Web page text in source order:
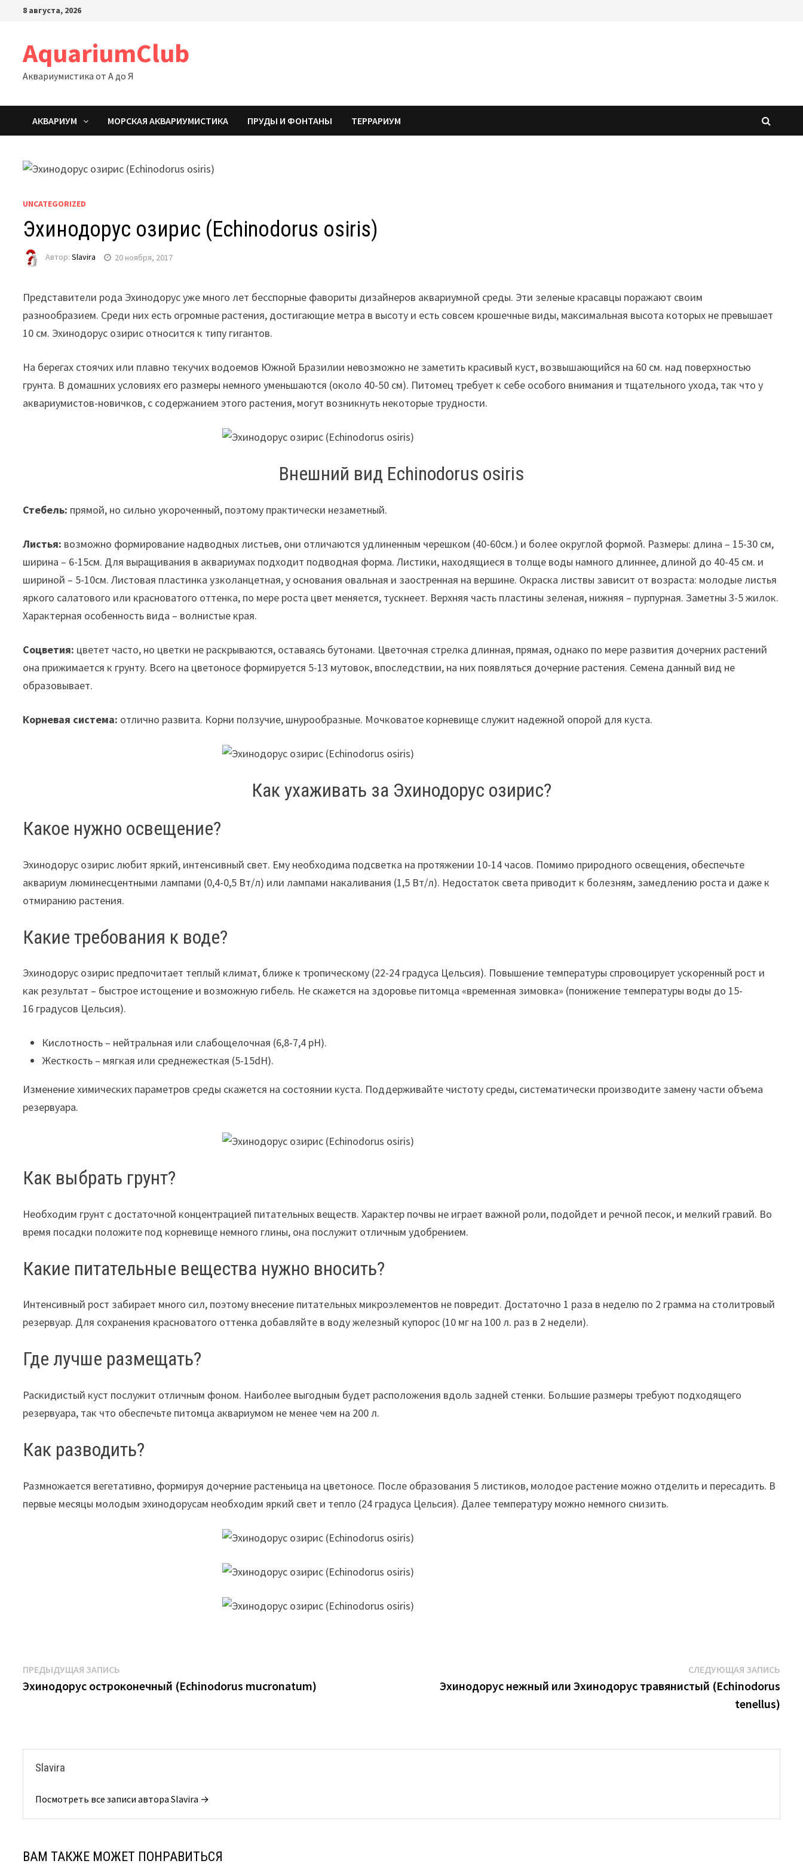
Перейти8 августа, 2026
AquariumClub
Аквариумистика от А до Я
АКВАРИУМ МОРСКАЯ АКВАРИУМИСТИКА ПРУДЫ И ФОНТАНЫ ТЕРРАРИУМ
UNCATEGORIZED
Эхинодорус озирис (Echinodorus osiris)
Автор:Slavira 20 ноября, 2017
Представители рода Эхинодорус уже много лет бесспорные фавориты дизайнеров аквариумной среды. Эти зеленые красавцы поражают своим
разнообразием. Среди них есть огромные растения, достигающие метра в высоту и есть совсем крошечные виды, максимальная высота которых не превышает
10 см. Эхинодорус озирис относится к типу гигантов.
На берегах стоячих или плавно текучих водоемов Южной Бразилии невозможно не заметить красивый куст, возвышающийся на 60 см. над поверхностью
грунта. В домашних условиях его размеры немного уменьшаются (около 40-50 см). Питомец требует к себе особого внимания и тщательного ухода, так что у
аквариумистов-новичков, с содержанием этого растения, могут возникнуть некоторые трудности.
Внешний вид Echinodorus osiris
Стебель: прямой, но сильно укороченный, поэтому практически незаметный.
Листья: возможно формирование надводных листьев, они отличаются удлиненным черешком (40-60см.) и более округлой формой. Размеры: длина – 15-30 см,
ширина – 6-15см. Для выращивания в аквариумах подходит подводная форма. Листики, находящиеся в толще воды намного длиннее, длиной до 40-45 см. и
шириной – 5-10см. Листовая пластинка узколанцетная, у основания овальная и заостренная на вершине. Окраска листвы зависит от возраста: молодые листья
яркого салатового или красноватого оттенка, по мере роста цвет меняется, тускнеет. Верхняя часть пластины зеленая, нижняя – пурпурная. Заметны 3-5 жилок.
Характерная особенность вида – волнистые края.
Соцветия: цветет часто, но цветки не раскрываются, оставаясь бутонами. Цветочная стрелка длинная, прямая, однако по мере развития дочерних растений
она прижимается к грунту. Всего на цветоносе формируется 5-13 мутовок, впоследствии, на них появляться дочерние растения. Семена данный вид не
образовывает.
Корневая система: отлично развита. Корни ползучие, шнурообразные. Мочковатое корневище служит надежной опорой для куста.
Как ухаживать за Эхинодорус озирис?
Какое нужно освещение?
Эхинодорус озирис любит яркий, интенсивный свет. Ему необходима подсветка на протяжении 10-14 часов. Помимо природного освещения, обеспечьте
аквариум люминесцентными лампами (0,4-0,5 Вт/л) или лампами накаливания (1,5 Вт/л). Недостаток света приводит к болезням, замедлению роста и даже к
отмиранию растения.
Какие требования к воде?
Эхинодорус озирис предпочитает теплый климат, ближе к тропическому (22-24 градуса Цельсия). Повышение температуры спровоцирует ускоренный рост и
как результат – быстрое истощение и возможную гибель. Не скажется на здоровье питомца «временная зимовка» (понижение температуры воды до 15-
16 градусов Цельсия).
Кислотность – нейтральная или слабощелочная (6,8-7,4 рН).
Жесткость – мягкая или среднежесткая (5-15dH).
Изменение химических параметров среды скажется на состоянии куста. Поддерживайте чистоту среды, систематически производите замену части объема
резервуара.
Как выбрать грунт?
Необходим грунт с достаточной концентрацией питательных веществ. Характер почвы не играет важной роли, подойдет и речной песок, и мелкий гравий. Во
время посадки положите под корневище немного глины, она послужит отличным удобрением.
Какие питательные вещества нужно вносить?
Интенсивный рост забирает много сил, поэтому внесение питательных микроэлементов не повредит. Достаточно 1 раза в неделю по 2 грамма на столитровый
резервуар. Для сохранения красноватого оттенка добавляйте в воду железный купорос (10 мг на 100 л. раз в 2 недели).
Где лучше размещать?
Раскидистый куст послужит отличным фоном. Наиболее выгодным будет расположения вдоль задней стенки. Большие размеры требуют подходящего
резервуара, так что обеспечьте питомца аквариумом не менее чем на 200 л.
Как разводить?
Размножается вегетативно, формируя дочерние растеньица на цветоносе. После образования 5 листиков, молодое растение можно отделить и пересадить. В
первые месяцы молодым эхинодорусам необходим яркий свет и тепло (24 градуса Цельсия). Далее температуру можно немного снизить.
Навигация
по
ПРЕДЫДУЩАЯ ЗАПИСЬ
запись:
Эхинодорус остроконечный (Echinodorus mucronatum)
СЛЕДУЮЩАЯ ЗАПИСЬ
Эхинодорус нежный или Эхинодорус травянистый (Echinodorus
tenellus)
Slavira
Посмотреть все записи автора Slavira →
ВАМ ТАКЖЕ МОЖЕТ ПОНРАВИТЬСЯ